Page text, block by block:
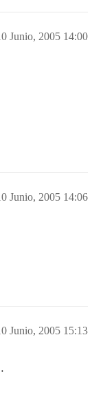
Junio, 2005 14:00
Junio, 2005 14:06
Junio, 2005 15:13